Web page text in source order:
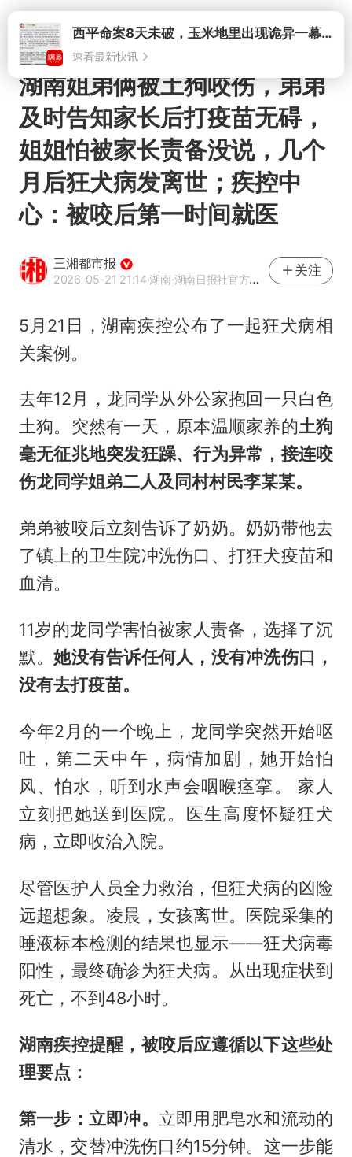
打开西平命案8天未破，玉米地里出现诡异一幕，我突然想起了欧金中
速看最新快讯
湖南姐弟俩被土狗咬伤，弟弟
及时告知家长后打疫苗无碍，
姐姐怕被家长责备没说，几个
月后狂犬病发离世；疾控中
心：被咬后第一时间就医
三湘都市报
2026-05-21 21:14·湖南·湖南日报社官方网易号
关注
5月21日，湖南疾控公布了一起狂犬病相
关案例。
去年12月，龙同学从外公家抱回一只白色
土狗。突然有一天，原本温顺家养的土狗
毫无征兆地突发狂躁、行为异常，接连咬
伤龙同学姐弟二人及同村村民李某某。
弟弟被咬后立刻告诉了奶奶。奶奶带他去
了镇上的卫生院冲洗伤口、打狂犬疫苗和
血清。
11岁的龙同学害怕被家人责备，选择了沉
默。她没有告诉任何人，没有冲洗伤口，
没有去打疫苗。
今年2月的一个晚上，龙同学突然开始呕
吐，第二天中午，病情加剧，她开始怕
风、怕水，听到水声会咽喉痉挛。 家人
立刻把她送到医院。医生高度怀疑狂犬
病，立即收治入院。
尽管医护人员全力救治，但狂犬病的凶险
远超想象。凌晨，女孩离世。医院采集的
唾液标本检测的结果也显示——狂犬病毒
阳性，最终确诊为狂犬病。从出现症状到
死亡，不到48小时。
湖南疾控提醒，被咬后应遵循以下这些处
理要点：
第一步：立即冲。 立即用肥皂水和流动的
清水，交替冲洗伤口约15分钟。这一步能